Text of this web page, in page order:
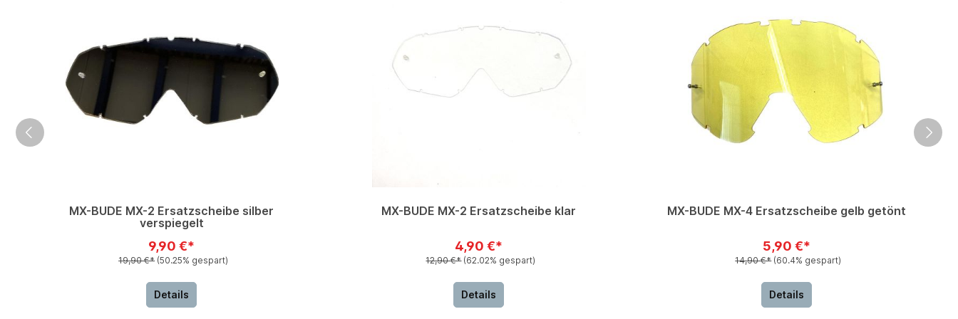
MX-BUDE MX-2 Ersatzscheibe silber
verspiegelt
9,90 €*
19,90 €* (50.25% gespart)
Details
MX-BUDE MX-2 Ersatzscheibe klar
4,90 €*
12,90 €* (62.02% gespart)
Details
MX-BUDE MX-4 Ersatzscheibe gelb getönt
5,90 €*
14,90 €* (60.4% gespart)
Details